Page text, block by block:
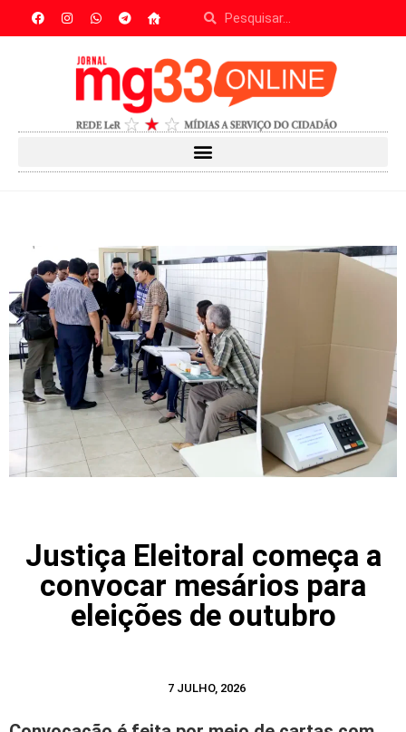
Justiça Eleitoral começa a
convocar mesários para
eleições de outubro
7 JULHO, 2026